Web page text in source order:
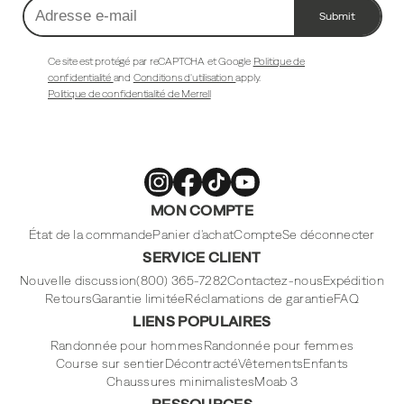
Adresse
e-
mail
Submit
Ce site est protégé par reCAPTCHA et Google Politique de
confidentialité and Conditions d'utilisationapply.
Politique de confidentialité de Merrell
FootwearFootwear
sur
Footwear
sur
Footwear
sur
MON COMPTE
État de la commandePanier d'achatCompteSe déconnecter
SERVICE CLIENT
Nouvelle discussion(800) 365-7282Contactez-nousExpédition
RetoursGarantie limitéeRéclamations de garantieFAQ
LIENS POPULAIRES
Randonnée pour hommesRandonnée pour femmes
Course sur sentierDécontractéVêtementsEnfants
Chaussures minimalistesMoab 3